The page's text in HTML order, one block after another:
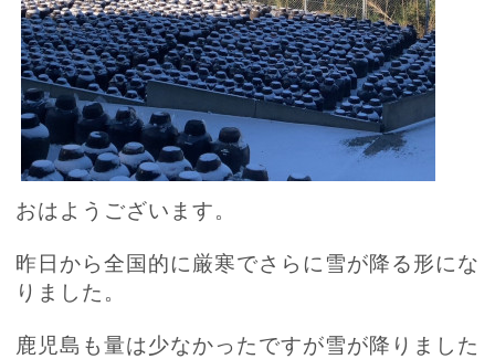
おはようございます。
昨日から全国的に厳寒でさらに雪が降る形にな
りました。
鹿児島も量は少なかったですが雪が降りました